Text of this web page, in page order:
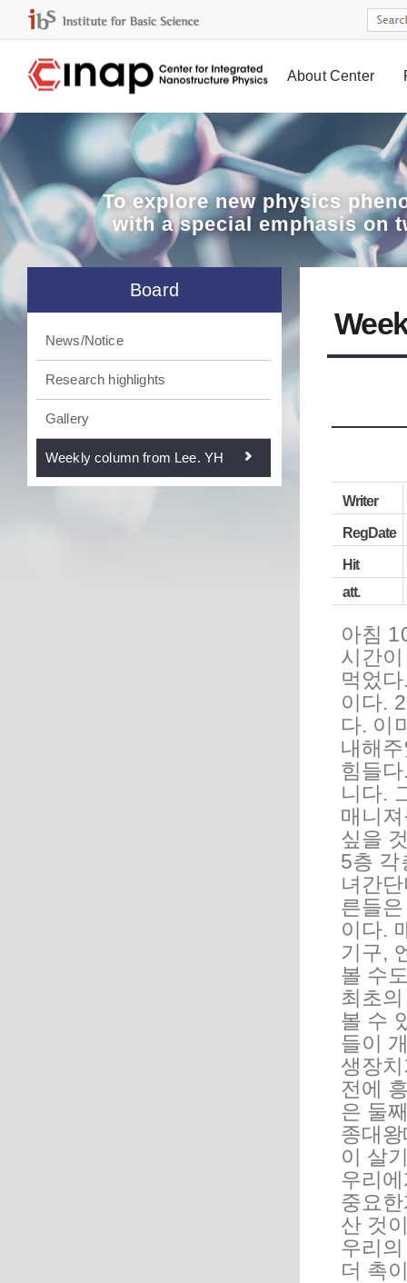
About Center
To explorenew physics
with a special emphasis on
Board
News/Notice
Research highlights
Gallery
Weekly column from Lee. YH
Writer
RegDate
Hit
att.
아침
시간
먹었
이다.
다. 이
내해
힘들
니다.
매니
싶을
5층 각
녀간
른들
이다.
기구,
볼 수
최초
볼 수
들이
생장
전에
은 둘
종대
이 살
우리
중요
산 것
우리
더 촉